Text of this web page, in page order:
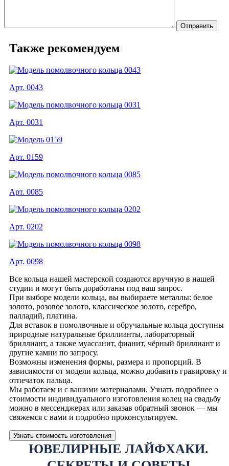
Также рекомендуем
Арт. 0043
Арт. 0031
Арт. 0159
Арт. 0085
Арт. 0202
Арт. 0098
Все кольца нашей мастерской создаются вручную в нашей
студии и могут быть доработаны под ваш запрос.
При выборе модели кольца, вы выбираете металлы: белое
золото, розовое золото, классическое золото, серебро,
палладий, платина.
Для вставок в помолвочные и обручальные кольца доступны
природные натуральные бриллианты, лабораторный
бриллиант, а также муассанит, фианит, чёрный бриллиант и
другие камни по запросу.
Возможны изменения формы, размера и пропорций. В
зависимости от модели кольца, можно добавить гравировку и
отпечаток пальца.
Мы работаем и с вашими материалами. Узнать подробнее о
стоимости индивидуального изготовления колец на свадьбу
можно в мессенджерах или заказав обратный звонок — мы
свяжемся с вами и подробно проконсультируем.
Узнать стоимость изготовления
ЮВЕЛИРНЫЕ ЛАЙФХАКИ.